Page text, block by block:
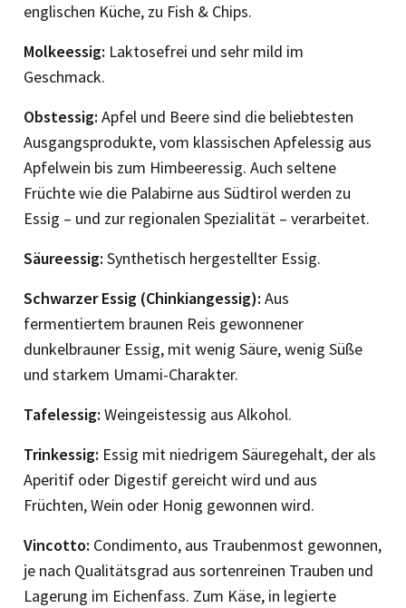
englischen Küche, zu Fish & Chips.
Molkeessig: Laktosefrei und sehr mild im
Geschmack.
Obstessig: Apfel und Beere sind die beliebtesten
Ausgangsprodukte, vom klassischen Apfelessig aus
Apfelwein bis zum Himbeer­essig. Auch seltene
Früchte wie die Pala­birne aus Südtirol werden zu
Essig – und zur regionalen Spezialität – verarbeitet.
Säureessig: Synthetisch hergestellter Essig.
Schwarzer Essig (Chinkiangessig): Aus
fermentiertem braunen Reis gewonnener
dunkelbrauner Essig, mit wenig Säure, wenig Süße
und starkem Umami-Charakter.
Tafelessig: Weingeistessig aus Alkohol.
Trinkessig: Essig mit niedrigem Säuregehalt, der als
Aperitif oder Digestif gereicht wird und aus
Früchten, Wein oder Honig gewonnen wird.
Vincotto: Condimento, aus Traubenmost gewonnen,
je nach Qualitätsgrad aus sortenreinen Trauben und
Lagerung im Eichenfass. Zum Käse, in legierte